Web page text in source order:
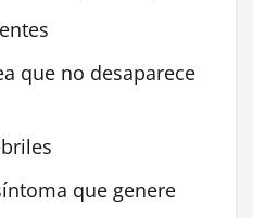
que no desaparece
que genere